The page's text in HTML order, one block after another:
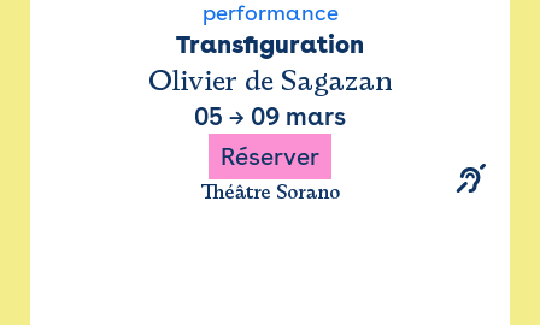
performance
Transfiguration
Olivier de Sagazan
05 → 09 mars
Réserver
Théâtre Sorano